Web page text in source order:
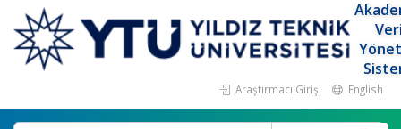
Araştırmacı Girişi English